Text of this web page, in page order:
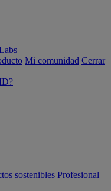
Mi comunidad Cerrar
sostenibles Profesional